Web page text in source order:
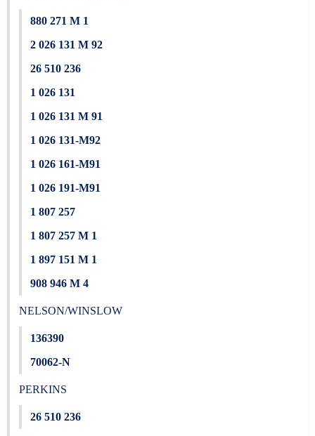
880 271 M 1
2 026 131 M 92
26 510 236
1 026 131
1 026 131 M 91
1 026 131-M92
1 026 161-M91
1 026 191-M91
1 807 257
1 807 257 M 1
1 897 151 M 1
908 946 M 4
NELSON/WINSLOW
136390
70062-N
PERKINS
26 510 236